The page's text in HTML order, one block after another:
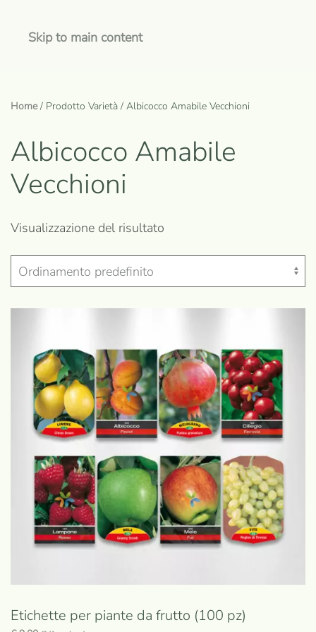
Skip to main content
Home/ Prodotto Varietà / Albicocco Amabile Vecchioni
Albicocco Amabile
Vecchioni
Visualizzazione del risultato
Etichette per piante da frutto (100 pz)